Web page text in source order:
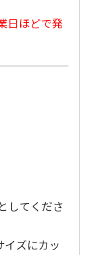
日ほどで発
してくださ
イズにカッ